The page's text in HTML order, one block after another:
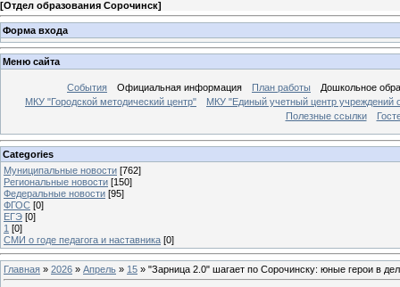
[Отдел образования Сорочинск]
Форма входа
Меню сайта
События Официальная информация План работы
Дошкольное
МКУ "Городской методический центр"
МКУ "Единый учетный центр учреждений
Полезные ссылки
Categories
Муниципальные новости [762]
Региональные новости [150]
Федеральные новости [95]
ФГОС [0]
ЕГЭ [0]
1 [0]
СМИ о годе педагога и наставника [0]
Главная » 2026 » Апрель » 15 » "Зарница 2.0" шагает по Сорочинску: юные герои в